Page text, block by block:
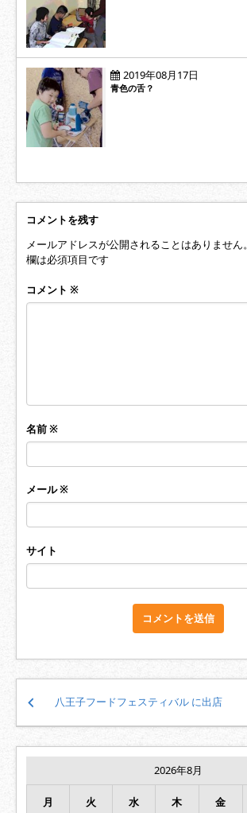
2019年08月17日
青色の舌？
コメントを残す
メールアドレスが公開されることはありません。
欄は必須項目です
コメント ※
名前※
メール※
サイト
ナ
ゲ
八王子フードフェスティバル に出店
2026年8月
月 火 水 木 金